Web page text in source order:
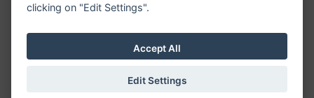
©1996 - 2026 Všechna práva vyhrazena serveru
zveřejňovaných informací a vyhrazuje si právo
informace editovat či odmítnout uveřejnění.
Sekce pro starosty|Nastavení cookies
clicking on "Edit Settings".
Accept All
Edit Settings